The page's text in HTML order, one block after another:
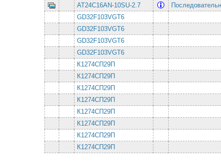
AT24C16AN-10SU-2.7
GD32F103VGT6
GD32F103VGT6
GD32F103VGT6
GD32F103VGT6
К1274СП29П
К1274СП29П
К1274СП29П
К1274СП29П
К1274СП29П
К1274СП29П
К1274СП29П
К1274СП29П